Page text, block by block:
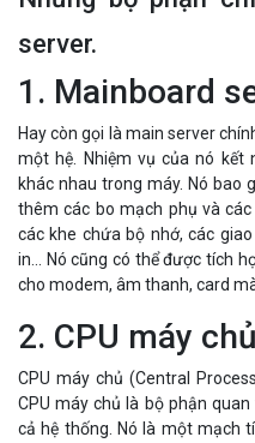
server.
1. Mainboard
Hay còn gọi là main server
một hệ. Nhiệm vụ của nó kết
khác nhau trong máy. Nó bao
thêm các bo mạch phụ và
các khe chứa bộ nhớ, các
in... Nó cũng có thể được tích
cho modem, âm thanh, card
2. CPU máy chủ
CPU máy chủ (Central
CPU máy chủ là bộ phận
cả hệ thống. Nó là một mạch